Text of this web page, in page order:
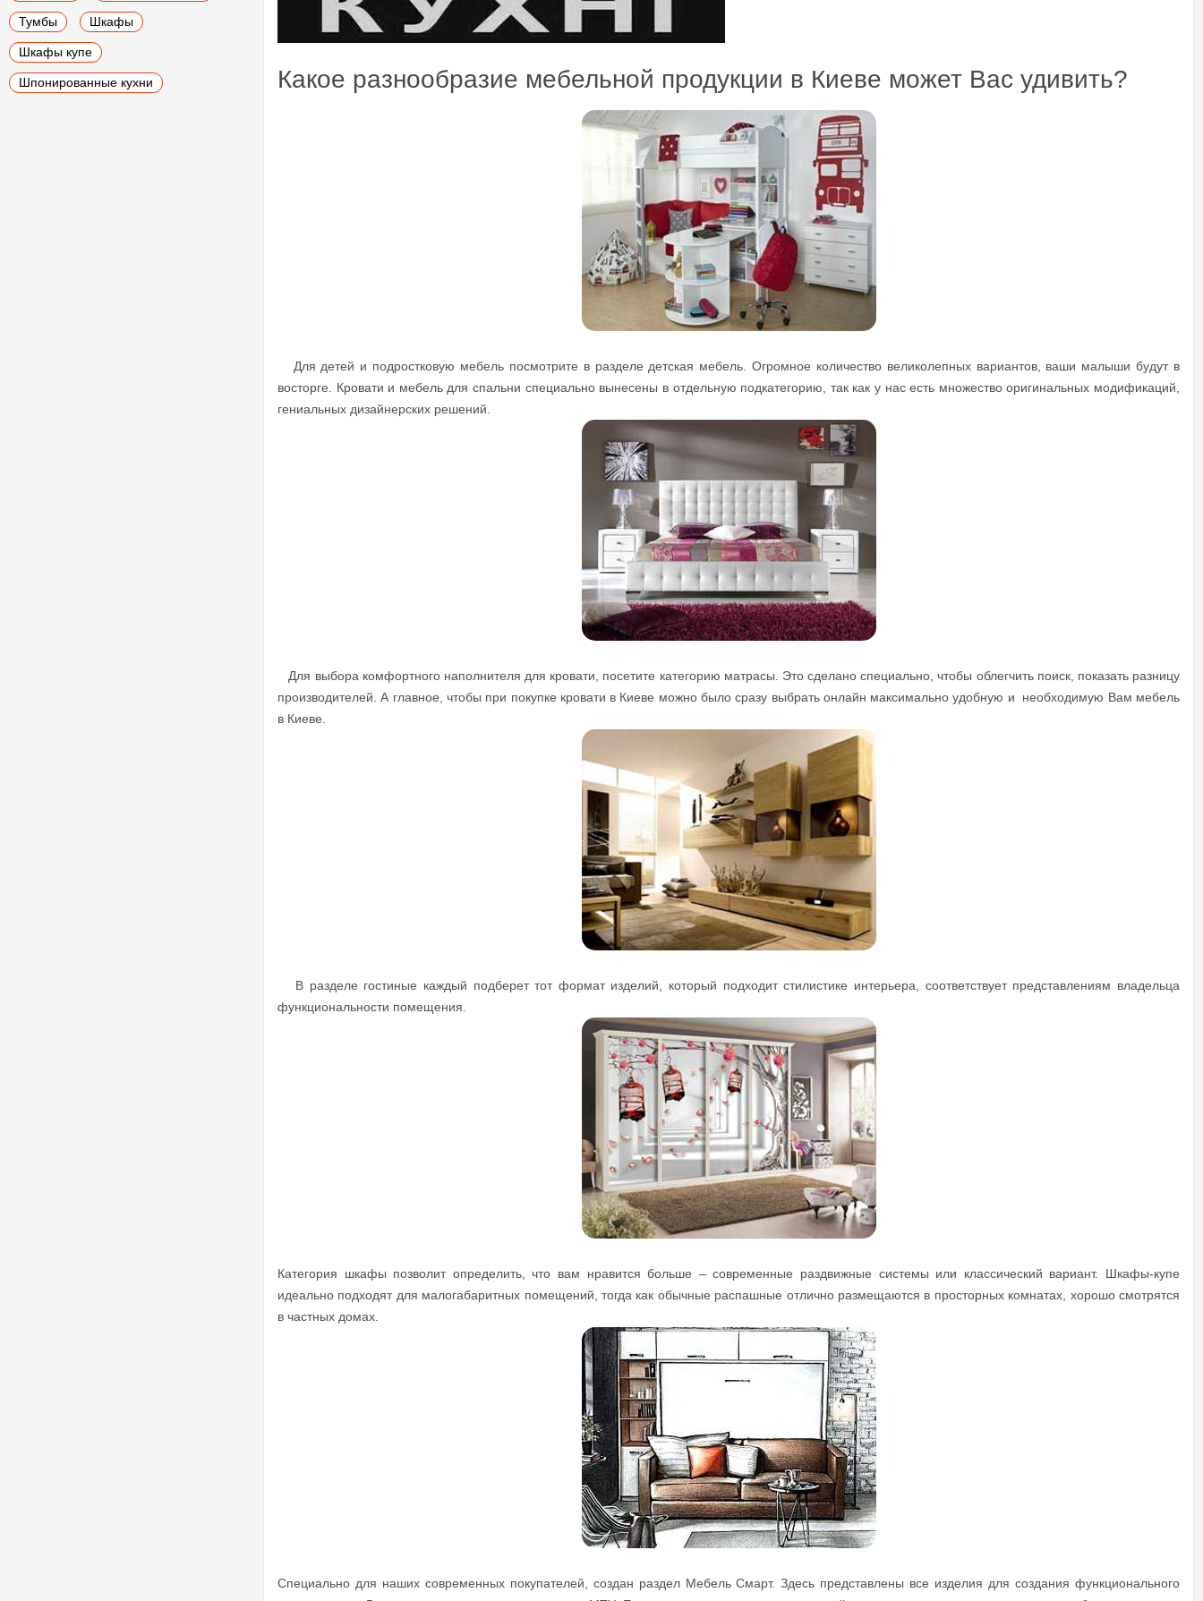
Тумбы Шкафы
Шкафы купе
Шпонированные кухни Какое разнообразие мебельной продукции в Киеве может Вас удивить?
Для детей и подростковую мебель посмотрите в разделе детская мебель. Огромное количество великолепных вариантов, ваши малыши будут в
восторге. Кровати и мебель для спальни специально вынесены в отдельную подкатегорию, так как у нас есть множество оригинальных модификаций,
гениальных дизайнерских решений.
Для выбора комфортного наполнителя для кровати, посетите категорию матрасы. Это сделано специально, чтобы облегчить поиск, показать разницу
производителей. А главное, чтобы при покупке кровати в Киеве можно было сразу выбрать онлайн максимально удобную и необходимую Вам мебель
в Киеве.
В разделе гостиные каждый подберет тот формат изделий, который подходит стилистике интерьера, соответствует представлениям владельца
функциональности помещения.
Категория шкафы позволит определить, что вам нравится больше – современные раздвижные системы или классический вариант. Шкафы-купе
идеально подходят для малогабаритных помещений, тогда как обычные распашные отлично размещаются в просторных комнатах, хорошо смотрятся
в частных домах.
Специально для наших современных покупателей, создан раздел Мебель Смарт. Здесь представлены все изделия для создания функционального